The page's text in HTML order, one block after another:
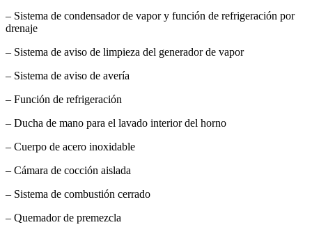
– Sistema de condensador de vapor y función de refrigeración por
drenaje
– Sistema de aviso de limpieza del generador de vapor
– Sistema de aviso de avería
– Función de refrigeración
– Ducha de mano para el lavado interior del horno
– Cuerpo de acero inoxidable
– Cámara de cocción aislada
– Sistema de combustión cerrado
– Quemador de premezcla